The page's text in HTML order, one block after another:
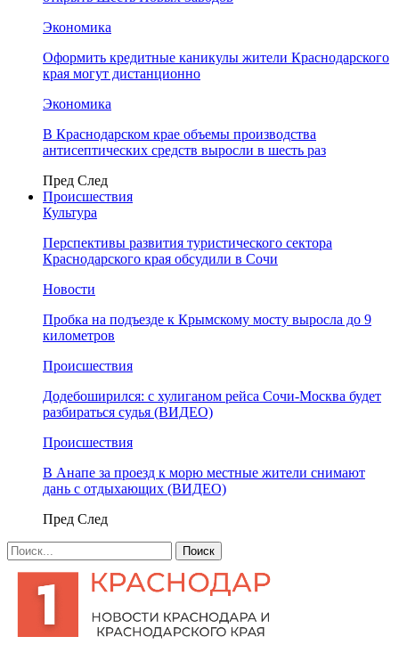
Экономика
Оформить кредитные каникулы жители Краснодарского
края могут дистанционно
Экономика
В Краснодарском крае объемы производства
антисептических средств выросли в шесть раз
Пред След
Происшествия
Культура
Перспективы развития туристического сектора
Краснодарского края обсудили в Сочи
Новости
Пробка на подъезде к Крымскому мосту выросла до 9
километров
Происшествия
Додебоширился: с хулиганом рейса Сочи-Москва будет
разбираться судья (ВИДЕО)
Происшествия
В Анапе за проезд к морю местные жители снимают
дань с отдыхающих (ВИДЕО)
Пред След